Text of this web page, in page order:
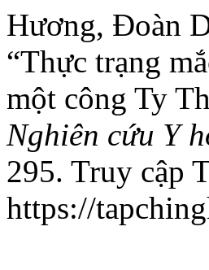
Hương, Đoàn
“Thực trạng
một công Ty
Nghiên cứu Y
295. Truy cập
https://